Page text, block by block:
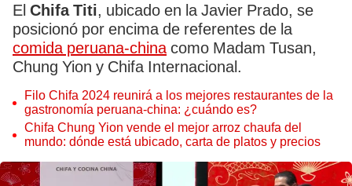
El Chifa Titi, ubicado en la Javier Prado, se
posicionó por encima de referentes de la
comida peruana-chinacomo Madam Tusan,
Chung Yion y Chifa Internacional.
Filo Chifa 2024 reunirá a los mejores restaurantes de la
gastronomía peruana-china: ¿cuándo es?
Chifa Chung Yion vende el mejor arroz chaufa del
mundo: dónde está ubicado, carta de platos y precios